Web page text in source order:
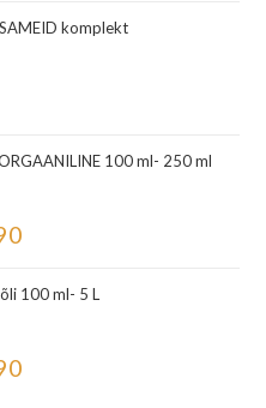
komplekt
100 ml- 250 ml
100 ml- 5 L